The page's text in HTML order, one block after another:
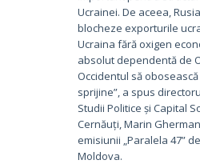
Ucrainei. De aceea,
blocheze exporturile
Ucraina fără oxigen
absolut dependentă de
Occidentul să
sprijine”, a spus
Studii Politice și Capital
Cernăuți, Marin
emisiunii „Paralela 47”
Moldova.